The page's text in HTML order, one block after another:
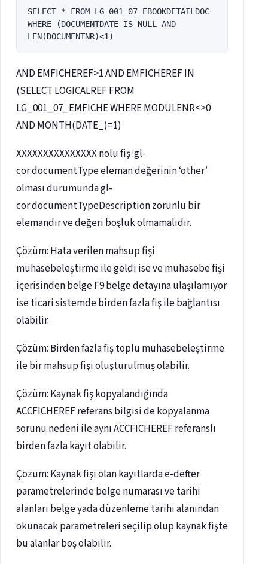
SELECT * FROM LG_001_07_EBOOKDETAILDOC
WHERE (DOCUMENTDATE IS NULL AND
LEN(DOCUMENTNR)<1)
AND EMFICHEREF>1 AND EMFICHEREF IN
(SELECT LOGICALREF FROM
LG_001_07_EMFICHE WHERE MODULENR<>0
AND MONTH(DATE_)=1)
XXXXXXXXXXXXXXX nolu fiş :gl-
cor:documentType eleman değerinin ‘other’
olması durumunda gl-
cor:documentTypeDescription zorunlu bir
elemandır ve değeri boşluk olmamalıdır.
Çözüm: Hata verilen mahsup fişi
muhasebeleştirme ile geldi ise ve muhasebe fişi
içerisinden belge F9 belge detayına ulaşılamıyor
ise ticari sistemde birden fazla fiş ile bağlantısı
olabilir.
Çözüm: Birden fazla fiş toplu muhasebeleştirme
ile bir mahsup fişi oluşturulmuş olabilir.
Çözüm: Kaynak fiş kopyalandığında
ACCFICHEREF referans bilgisi de kopyalanma
sorunu nedeni ile aynı ACCFICHEREF referanslı
birden fazla kayıt olabilir.
Çözüm: Kaynak fişi olan kayıtlarda e-defter
parametrelerinde belge numarası ve tarihi
alanları belge yada düzenleme tarihi alanından
okunacak parametreleri seçilip olup kaynak fişte
bu alanlar boş olabilir.